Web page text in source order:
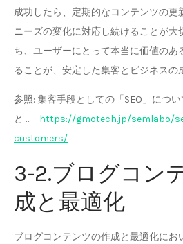
成功したら、定期的なコンテンツの更
ニーズの変化に対応し続けることが
ち、ユーザーにとって本当に価値のあ
ることが、安定した集客とビジネスの
参照: 集客手段としての「SEO」につ
と … – https://gmotech.jp/semlabo/
customers/
3-2.ブログコン
成と最適化
ブログコンテンツの作成と最適化にお